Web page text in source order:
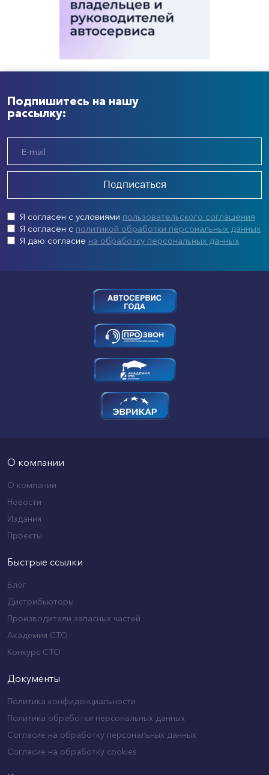
Подпишитесь на нашу
рассылку:
Подписаться
Я согласен с условиями пользовательского соглашения
Я согласен с политикой обработки персональных данных
Я даю согласие на обработку персональных данных
О компании
О компании
Новости
Издания
Проекты
Быстрые ссылки
Блог
Дистрибьюторы
Производители запасных частей
Академия СТО
Конкурс СТО
Документы
Политика конфиденциальности
Политика обработки персональных данных
Согласие на обработку персональных данных
Согласие на обработку cookies